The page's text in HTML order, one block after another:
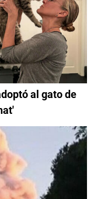
al gato de